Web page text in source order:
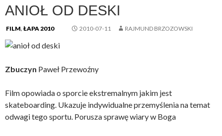
ANIOŁ OD DESKI
FILM, ŁAPA 2010 2010-07-11 RAJMUND BRZOZOWSKI
Zbuczyn Paweł Przewoźny
Film opowiada o sporcie ekstremalnym jakim jest
skateboarding. Ukazuje indywidualne przemyślenia na temat
odwagi tego sportu. Porusza sprawę wiary w Boga